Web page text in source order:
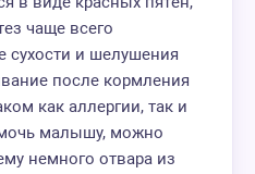
чаще всего
сухости и шелушения
после кормления
как аллергии, так и
малышу, можно
немного отвара из